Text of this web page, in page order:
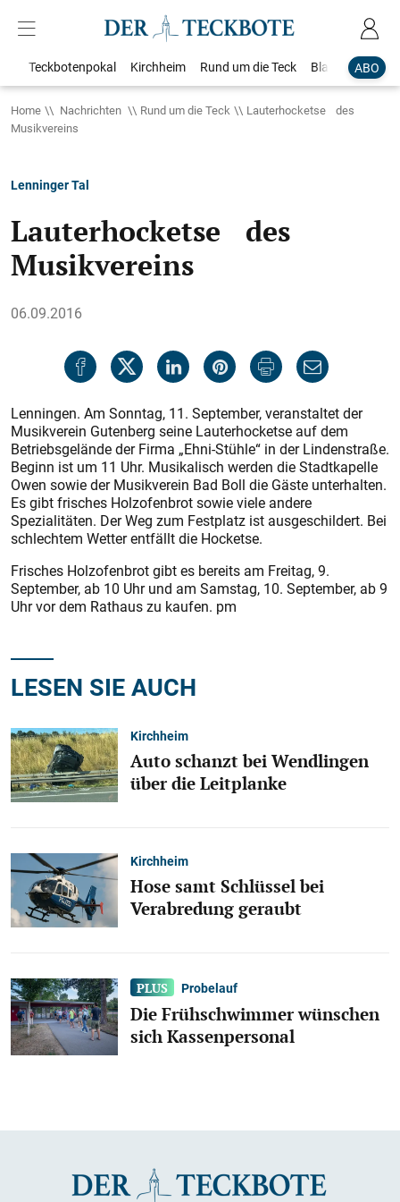
ABO
Teckbotenpokal Kirchheim Rund um die Teck Blaulicht
Home Nachrichten Rund um die Teck
Lauterhocketse des
Musikvereins
Lenninger Tal
Lauterhocketse des
Musikvereins
06.09.2016
Lenningen. Am Sonntag, 11. September, veranstaltet der
Musikverein Gutenberg seine Lauterhocketse auf dem
Betriebsgelände der Firma „Ehni-Stühle“ in der Lindenstraße.
Beginn ist um 11 Uhr. Musikalisch werden die Stadtkapelle
Owen sowie der Musikverein Bad Boll die Gäste unterhalten.
Es gibt frisches Holzofenbrot sowie viele andere
Spezialitäten. Der Weg zum Festplatz ist ausgeschildert. Bei
schlechtem Wetter entfällt die Hocketse.
Frisches Holzofenbrot gibt es bereits am Freitag, 9.
September, ab 10 Uhr und am Samstag, 10. September, ab 9
Uhr vor dem Rathaus zu kaufen. pm
LESEN SIE AUCH
Kirchheim
Auto schanzt bei Wendlingen
über die Leitplanke
Kirchheim
Hose samt Schlüssel bei
Verabredung geraubt
Probelauf
Die Frühschwimmer wünschen
sich Kassenpersonal